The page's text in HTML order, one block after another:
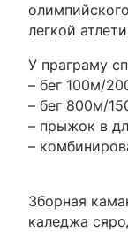
легкой
У праграму
– бег 100м/
– бег 800м/
– прыжок в
–
Зборная
каледжа